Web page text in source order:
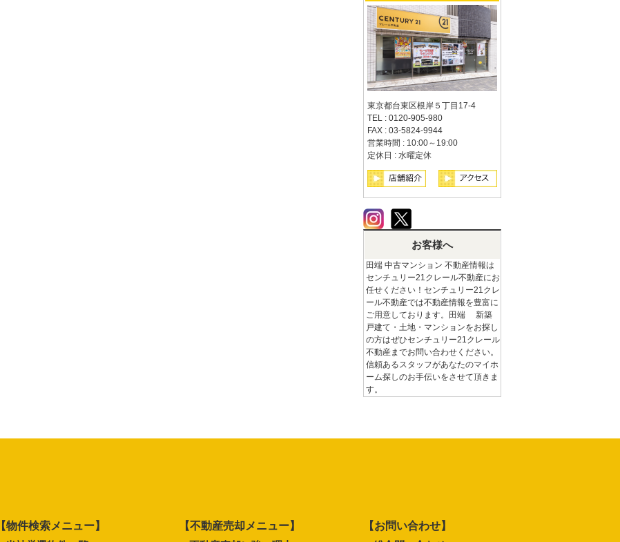
東京都台東区根岸５丁目17-4
TEL : 0120-905-980
FAX : 03-5824-9944
営業時間 : 10:00～19:00
定休日 : 水曜定休
お客様へ
田端 中古マンション 不動産情報は
センチュリー21クレール不動産にお
任せください！センチュリー21クレ
ール不動産では不動産情報を豊富に
ご用意しております。田端 新築
戸建て・土地・マンションをお探し
の方はぜひセンチュリー21クレール
不動産までお問い合わせください。
信頼あるスタッフがあなたのマイホ
ーム探しのお手伝いをさせて頂きま
す。
【物件検索メニュー】
【不動産売却メニュー】
【お問い合わせ】